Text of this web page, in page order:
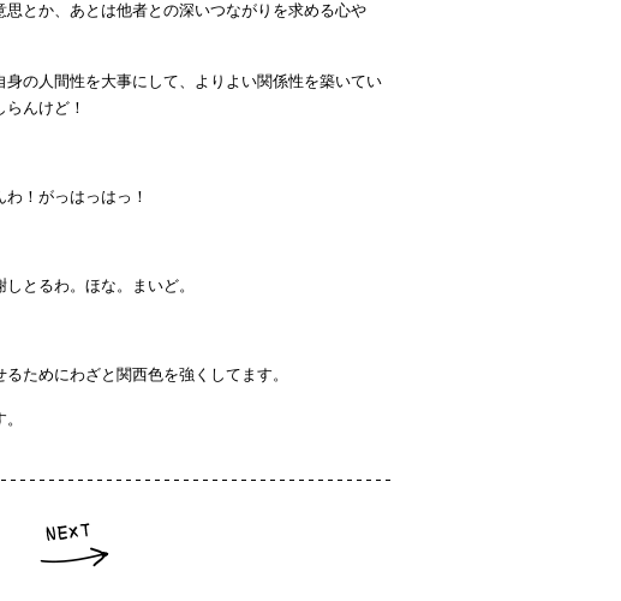
とか、あとは他者との深いつながりを求める心や
の人間性を大事にして、よりよい関係性を築いてい
んけど！
！がっはっはっ！
とるわ。ほな。まいど。
ためにわざと関西色を強くしてます。